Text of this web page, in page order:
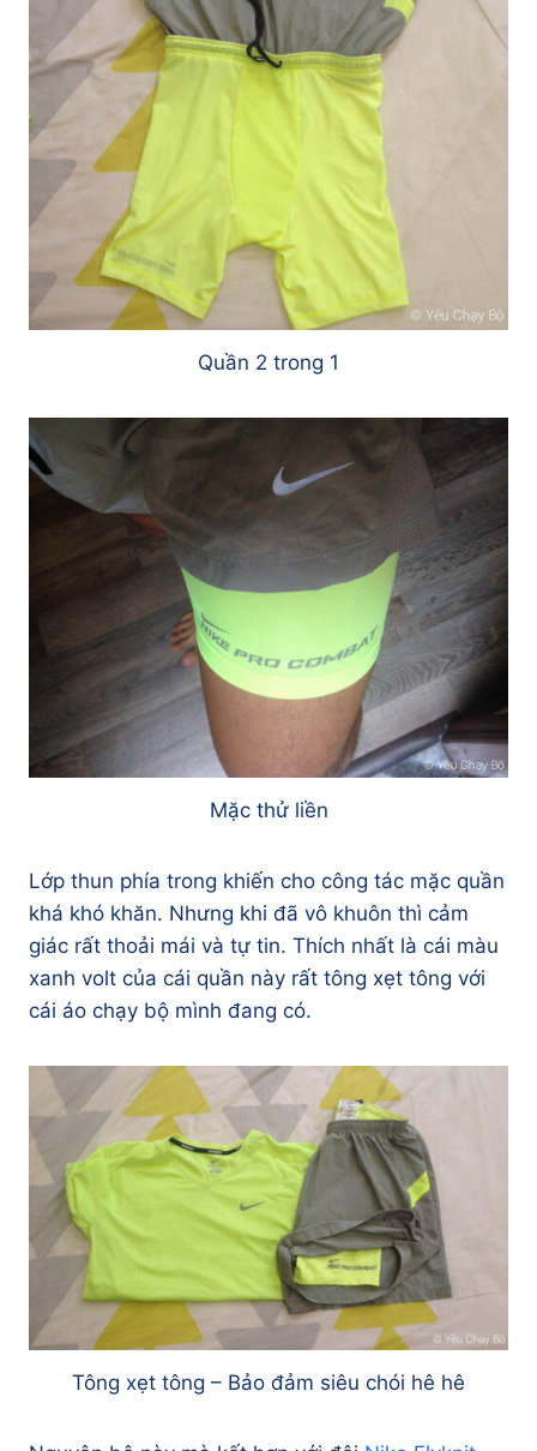
Quần 2 trong 1
Mặc thử liền
Lớp thun phía trong khiến cho công tác mặc quần
khá khó khăn. Nhưng khi đã vô khuôn thì cảm
giác rất thoải mái và tự tin. Thích nhất là cái màu
xanh volt của cái quần này rất tông xẹt tông với
cái áo chạy bộ mình đang có.
Tông xẹt tông – Bảo đảm siêu chói hê hê